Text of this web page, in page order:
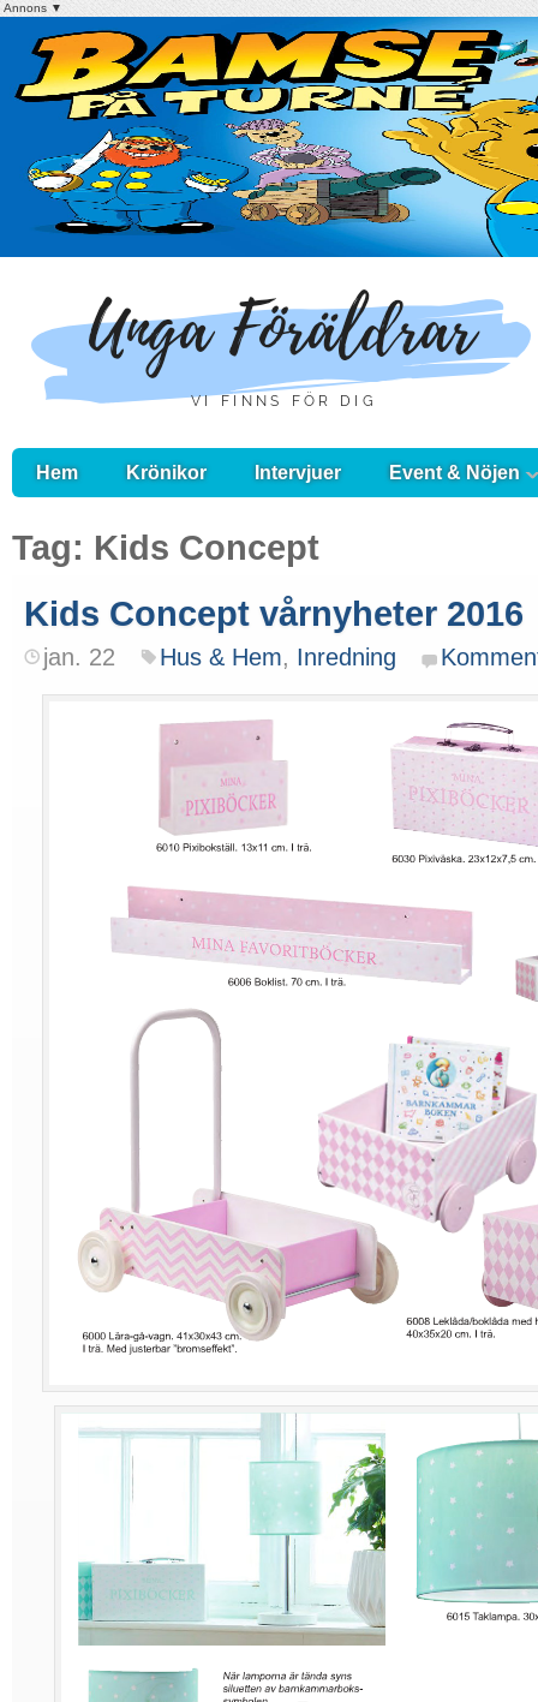
Annons ▼
Hem Krönikor Intervjuer Event & Nöjen
Tag: Kids Concept
Kids Concept vårnyheter 2016
jan. 22 Hus & Hem, Inredning